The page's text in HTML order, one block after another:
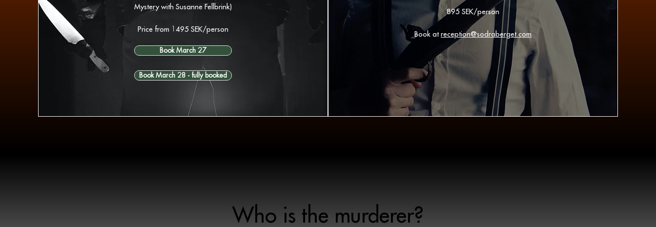
Mystery with Susanne Fellbrink)
Price from 1495 SEK/person
Book March 27
Book March 28 - fully booked
895 SEK/person
Book at reception@sodraberget.com
Who is the murderer?